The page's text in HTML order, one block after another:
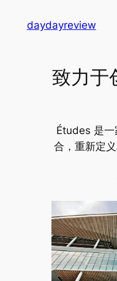
daydayreview
致力于
Études 是一
合，重新定